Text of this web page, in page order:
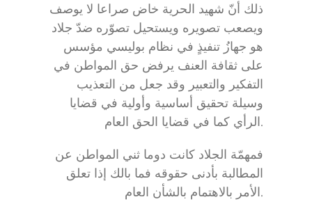
ذلك أنّ شهيد الحرية خاض صراعا لا يوصف
ويصعب تصويره ويستحيل تصوّره ضدّ جلاد
هو جهازُ تنفيذٍ في نظام بوليسي مؤسس
على ثقافة العنف يرفض حق المواطن في
التفكير والتعبير وقد جعل من التعذيب
وسيلة تحقيق أساسية وأولية في قضايا
الرأي كما في قضايا الحق العام.
فمهمّة الجلاد كانت دوما ثني المواطن عن
المطالبة بأدنى حقوقه فما بالك إذا تعلق
الأمر بالاهتمام بالشأن العام.